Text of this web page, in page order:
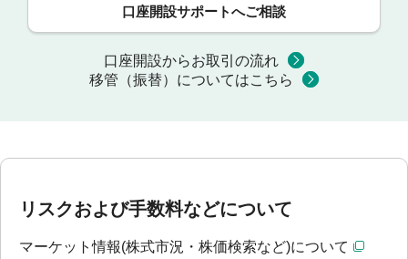
口座開設サポートへご相談
口座開設からお取引の流れ
移管（振替）についてはこちら
リスクおよび手数料などについて
マーケット情報(株式市況・株価検索など)について